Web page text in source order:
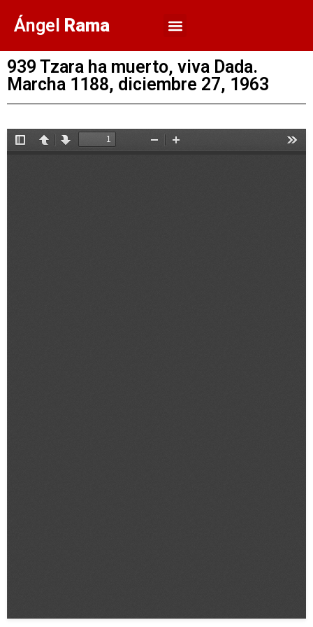
Ángel Rama
939 Tzara ha muerto, viva Dada.
Marcha 1188, diciembre 27, 1963